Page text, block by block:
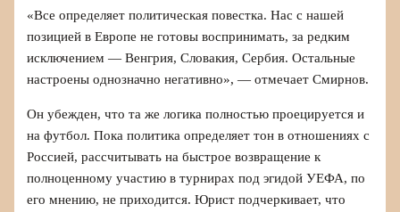
«Все определяет политическая повестка. Нас с нашей
позицией в Европе не готовы воспринимать, за редким
исключением — Венгрия, Словакия, Сербия. Остальные
настроены однозначно негативно», — отмечает Смирнов.
Он убежден, что та же логика полностью проецируется и
на футбол. Пока политика определяет тон в отношениях с
Россией, рассчитывать на быстрое возвращение к
полноценному участию в турнирах под эгидой УЕФА, по
его мнению, не приходится. Юрист подчеркивает, что